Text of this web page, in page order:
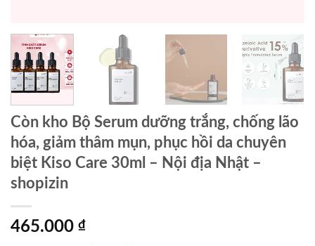
Còn kho Bộ Serum dưỡng trắng, chống lão
hóa, giảm thâm mụn, phục hồi da chuyên
biệt Kiso Care 30ml – Nội địa Nhật –
shopizin
465.000 ₫